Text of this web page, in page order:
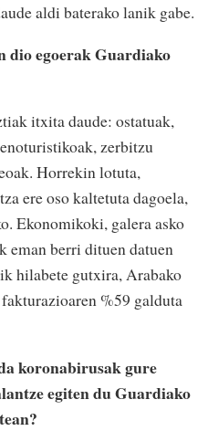
aldi baterako lanik gabe.
dio egoerak Guardiako
itxita daude: ostatuak,
zerbitzu
Horrekin lotuta,
ere oso kaltetuta dagoela,
Ekonomikoki, galera asko
eman berri dituen datuen
hilabete gutxira, Arabako
%59 galduta
koronabirusak gure
egiten du Guardiako